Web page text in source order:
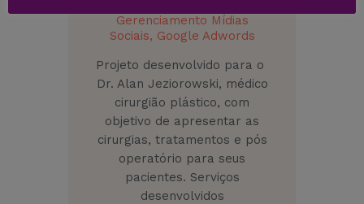
Gerenciamento Mídias
Sociais, Google Adwords
Projeto desenvolvido para o
Dr. Alan Jeziorowski, médico
cirurgião plástico, com
objetivo de apresentar as
cirurgias, tratamentos e pós
operatório para seus
pacientes. Serviços
desenvolvidos